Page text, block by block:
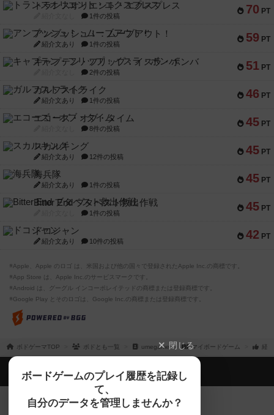
70 PT
トランスオリエント・エクスプレス
1件の投稿
59 PT
アンブッシュ！：ムーブアウト！
紹介文あり 1件の投稿
51 PT
キャプテン・フリップ：イスラ・ボンバ
2件の投稿
46 PT
ガルフストライク
紹介文あり 1件の投稿
45 PT
エコーズ・オブ・タイム
8件の投稿
45 PT
スカルキング
紹介文あり 12件の投稿
45 PT
海兵隊
紹介文あり 1件の投稿
45 PT
Bitter End ブタペスト救出作戦
1件の投稿
42 PT
ドコジャン
紹介文あり 10件の投稿
※Apple、Apple のロゴ は、米国および他の国々で登録されたApple Inc.の商標です。
※App Store は、Apple Inc.のサービスマークです。
※Android は、グーグル インコーポレイテッドの商標または登録商標です。
※Google Play とそのロゴは、Google Inc.の商標または登録商標です。
ボドゲーマTOP ボドとも一覧 umegame マイボードゲーム 経
閉じる
ボードゲームのプレイ履歴を記録し
て、
自分のデータを管理しませんか？
ボドゲーマTOP
ボードゲームを検索する